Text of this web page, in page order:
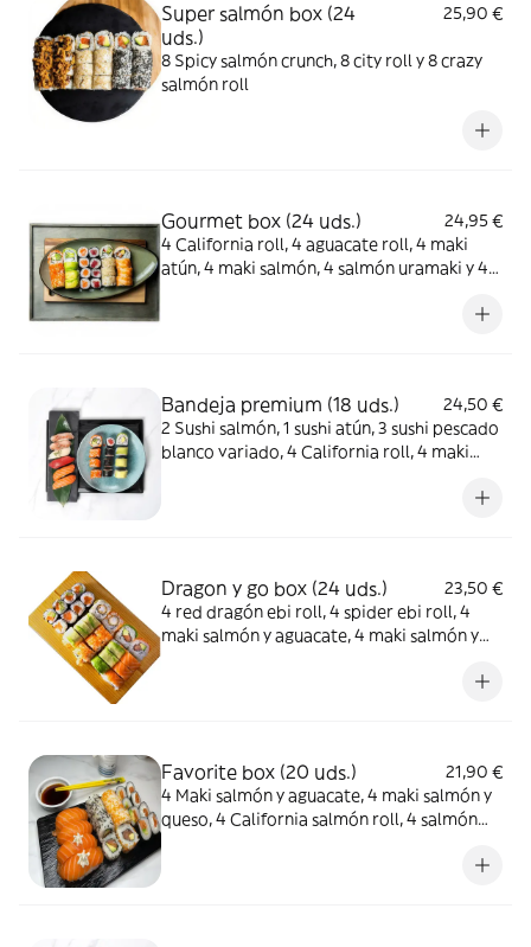
Super salmón box (24
uds.)
25,90 €
8 Spicy salmón crunch, 8 city roll y 8 crazy
salmón roll
Gourmet box (24 uds.)
24,95 €
4 California roll, 4 aguacate roll, 4 maki
atún, 4 maki salmón, 4 salmón uramaki y 4
Bandeja premium (18 uds.)
24,50 €
2 Sushi salmón, 1 sushi atún, 3 sushi pescado
blanco variado, 4 California roll, 4 maki
Dragon y go box (24 uds.)
23,50 €
4 red dragón ebi roll, 4 spider ebi roll, 4
maki salmón y aguacate, 4 maki salmón y
Favorite box (20 uds.)
21,90 €
4 Maki salmón y aguacate, 4 maki salmón y
queso, 4 California salmón roll, 4 salmón